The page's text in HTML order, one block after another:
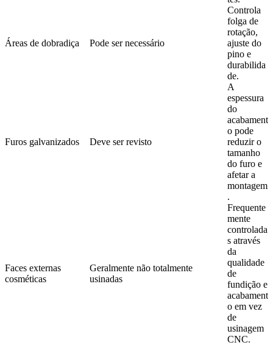
Áreas de dobradiça Pode ser necessário
Controla
folga de
rotação,
ajuste do
pino e
durabilida
de.
Furos galvanizados Deve ser revisto
A
espessura
do
acabament
o pode
reduzir o
tamanho
do furo e
afetar a
montagem
.
Faces externas
cosméticas
Geralmente não totalmente
usinadas
Frequente
mente
controlada
s através
da
qualidade
de
fundição e
acabament
o em vez
de
usinagem
CNC.